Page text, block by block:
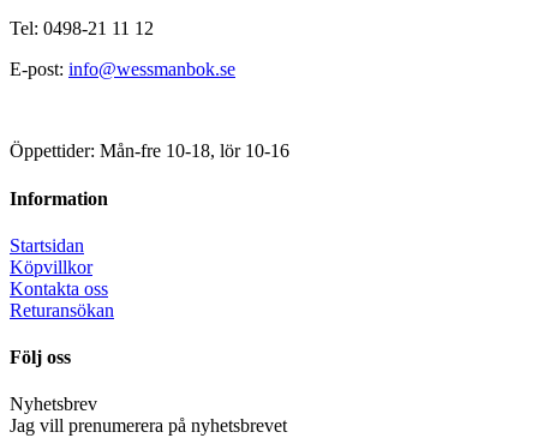
Tel: 0498-21 11 12
E-post: info@wessmanbok.se
Öppettider: Mån-fre 10-18, lör 10-16
Information
Startsidan
Köpvillkor
Kontakta oss
Returansökan
Följ oss
Nyhetsbrev
Jag vill prenumerera på nyhetsbrevet